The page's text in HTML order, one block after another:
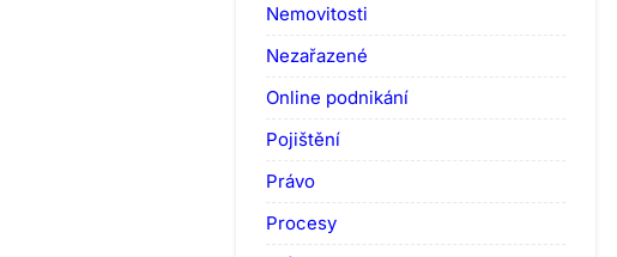
Nemovitosti
Nezařazené
Online podnikání
Pojištění
Právo
Procesy